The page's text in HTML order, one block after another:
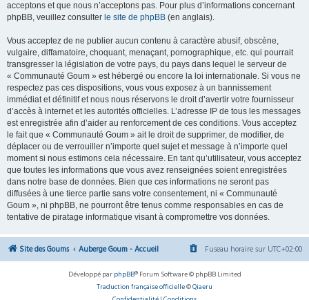
acceptons et que nous n’acceptons pas. Pour plus d’informations concernant
phpBB, veuillez consulter le site de phpBB (en anglais).
Vous acceptez de ne publier aucun contenu à caractère abusif, obscène,
vulgaire, diffamatoire, choquant, menaçant, pornographique, etc. qui pourrait
transgresser la législation de votre pays, du pays dans lequel le serveur de
« Communauté Goum » est hébergé ou encore la loi internationale. Si vous ne
respectez pas ces dispositions, vous vous exposez à un bannissement
immédiat et définitif et nous nous réservons le droit d’avertir votre fournisseur
d’accès à internet et les autorités officielles. L’adresse IP de tous les messages
est enregistrée afin d’aider au renforcement de ces conditions. Vous acceptez
le fait que « Communauté Goum » ait le droit de supprimer, de modifier, de
déplacer ou de verrouiller n’importe quel sujet et message à n’importe quel
moment si nous estimons cela nécessaire. En tant qu’utilisateur, vous acceptez
que toutes les informations que vous avez renseignées soient enregistrées
dans notre base de données. Bien que ces informations ne seront pas
diffusées à une tierce partie sans votre consentement, ni « Communauté
Goum », ni phpBB, ne pourront être tenus comme responsables en cas de
tentative de piratage informatique visant à compromettre vos données.
Site des Goums Auberge Goum - Accueil Fuseau horaire sur UTC+02:00
Développé par phpBB® Forum Software © phpBB Limited
Traduction française officielle©Qiaeru